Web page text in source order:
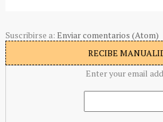
Suscribirse a: Enviar comentarios (Atom)
RECIBE
Enter your email